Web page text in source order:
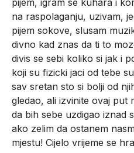
na raspolaganju, uzivam,
pijem sokove, slusam
divno kad znas da ti to
divis se sebi koliko si jak i
koji su fizicki jaci od tebe
sav sretan sto si bolji od
gledao, ali izvinite ovaj put
da bih sebe uzdigao iznad
ako zelim da ostanem
mjestu! Cijelo vrijeme se